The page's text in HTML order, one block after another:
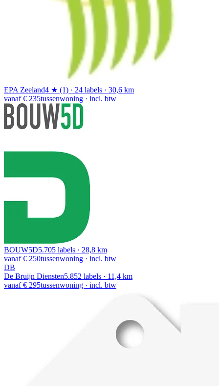
EPA Zeeland4 ★ (1) · 24 labels · 30,6 km
vanaf € 235tussenwoning · incl. btw
BOUW5D5.705 labels · 28,8 km
vanaf € 250tussenwoning · incl. btw
DB
De Bruijn Diensten5.852 labels · 11,4 km
vanaf € 295tussenwoning · incl. btw